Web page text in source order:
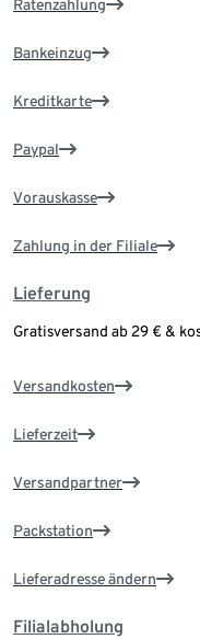
Ratenzahlung
Bankeinzug
Kreditkarte
Paypal
Vorauskasse
Zahlung in der Filiale
Lieferung
Gratisversand ab 29 € &
Versandkosten
Lieferzeit
Versandpartner
Packstation
Lieferadresse ändern
Filialabholung